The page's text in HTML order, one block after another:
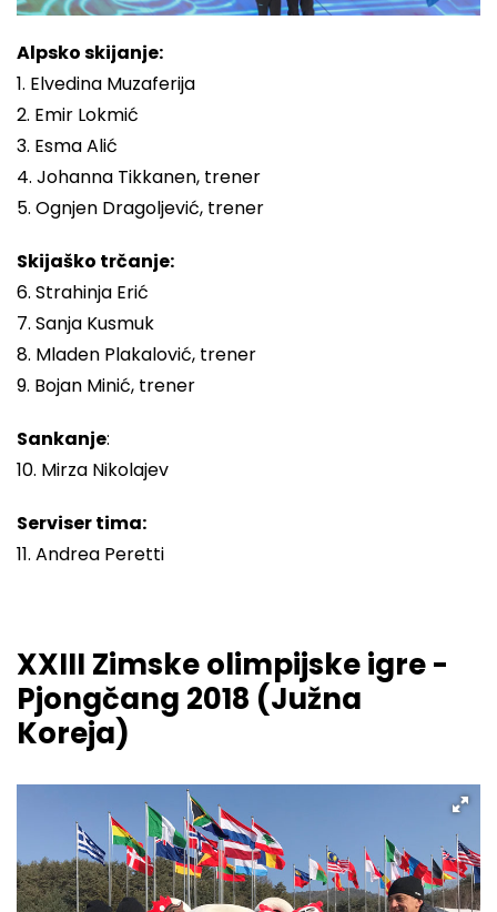
Alpsko skijanje:
1. Elvedina Muzaferija
2. Emir Lokmić
3. Esma Alić
4. Johanna Tikkanen, trener
5. Ognjen Dragoljević, trener
Skijaško trčanje:
6. Strahinja Erić
7. Sanja Kusmuk
8. Mladen Plakalović, trener
9. Bojan Minić, trener
Sankanje:
10. Mirza Nikolajev
Serviser tima:
11. Andrea Peretti
XXIII Zimske olimpijske igre -
Pjongčang 2018 (Južna
Koreja)